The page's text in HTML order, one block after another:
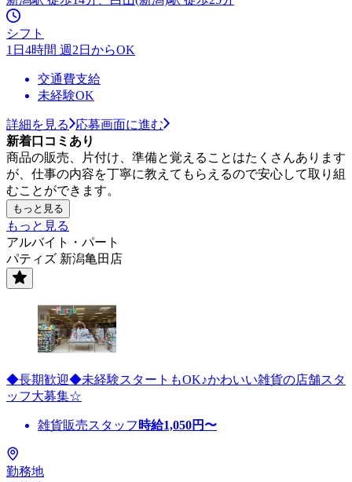
シフト
1日4時間 週2日からOK
交通費支給
未経験OK
詳細を見る
応募画面に進む
新着口コミあり
商品の販売、片付け、準備と覚えることはたくさんあります
が、仕事の内容を丁寧に教えてもらえるので安心して取り組
むことができます。
もっと見る
もっと見る
アルバイト・パート
パティズ 新潟亀田店
◆長期歓迎◆未経験スタートもOK♪かわいい雑貨の店舗スタ
ッフ大募集☆
雑貨販売スタッフ 時給1,050円〜
勤務地